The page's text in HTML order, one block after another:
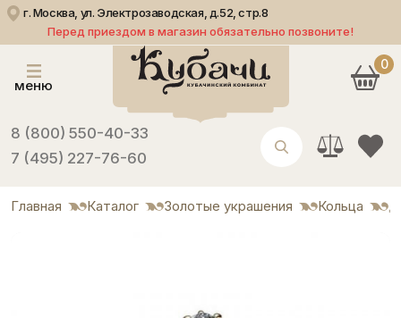
г. Москва, ул. Электрозаводская, д.52, стр.8
Перед приездом в магазин обязательно позвоните!
меню
8 (800) 550-40-33
7 (495) 227-76-60
0
Главная Каталог Золотые украшения Кольца